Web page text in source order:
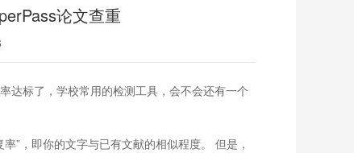
论文查重
达标了，学校常用的检测工具，会不会还有一个
”，即你的文字与已有文献的相似程度。 但是，